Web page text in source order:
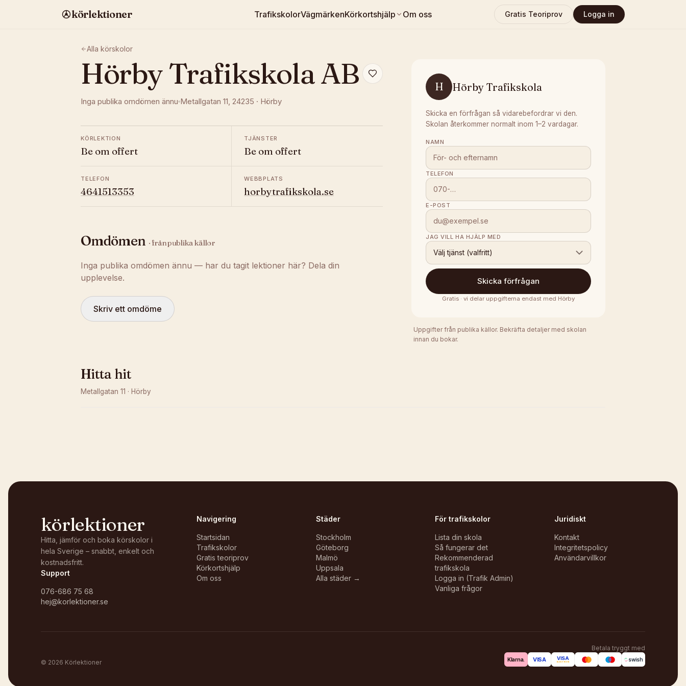
körlektioner TrafikskolorVägmärkenKörkortshjälp Om oss Gratis Teoriprov Logga in
Alla körskolor
Hörby Trafikskola AB
Inga publika omdömen ännu Metallgatan 11, 24235 · Hörby
KÖRLEKTION
Be om offert
TJÄNSTER
Be om offert
TELEFON
4641513353
WEBBPLATS
horbytrafikskola.se
Omdömen · från publika källor
Inga publika omdömen ännu — har du tagit lektioner här? Dela din
upplevelse.
Skriv ett omdöme
H Hörby Trafikskola
Skicka en förfrågan så vidarebefordrar vi den.
Skolan återkommer normalt inom 1–2 vardagar.
NAMN
TELEFON
E-POST
JAG VILL HA HJÄLP MED
Välj tjänst (valfritt)
Skicka förfrågan
Gratis · vi delar uppgifterna endast med Hörby
Uppgifter från publika källor. Bekräfta detaljer med skolan
innan du bokar.
Hitta hit
Metallgatan 11 · Hörby
körlektioner
Hitta, jämför och boka körskolor i
hela Sverige – snabbt, enkelt och
kostnadsfritt.
Support
076-686 75 68
hej@korlektioner.se
Navigering
Startsidan
Trafikskolor
Gratis teoriprov
Körkortshjälp
Om oss
Städer
Stockholm
Göteborg
Malmö
Uppsala
Alla städer →
För trafikskolor
Lista din skola
Så fungerar det
Rekommenderad
trafikskola
Logga in (Trafik Admin)
Vanliga frågor
Juridiskt
Kontakt
Integritetspolicy
Användarvillkor
© 2026 Körlektioner
Betala tryggt med
Klarna. VISA VISA
ELECTRON swish